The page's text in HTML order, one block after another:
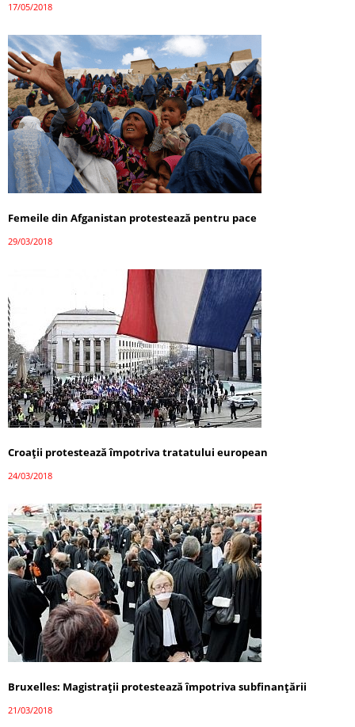
17/05/2018
Femeile din Afganistan protestează pentru pace
29/03/2018
Croații protestează împotriva tratatului european
24/03/2018
Bruxelles: Magistrații protestează împotriva subfinanțării
21/03/2018